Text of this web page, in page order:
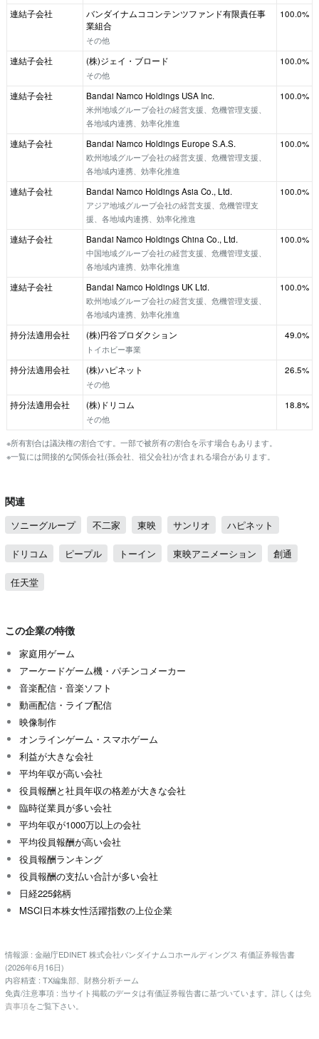
連結子会社
バンダイナムココンテンツファンド有限責任事
業組合
その他
100.0%
連結子会社
(株)ジェイ・ブロード
その他
100.0%
連結子会社
Bandai Namco Holdings USA Inc.
米州地域グループ会社の経営支援、危機管理支援、
各地域内連携、効率化推進
100.0%
連結子会社
Bandai Namco Holdings Europe S.A.S.
欧州地域グループ会社の経営支援、危機管理支援、
各地域内連携、効率化推進
100.0%
連結子会社
Bandai Namco Holdings Asia Co., Ltd.
アジア地域グループ会社の経営支援、危機管理支
援、各地域内連携、効率化推進
100.0%
連結子会社
Bandai Namco Holdings China Co., Ltd.
中国地域グループ会社の経営支援、危機管理支援、
各地域内連携、効率化推進
100.0%
連結子会社
Bandai Namco Holdings UK Ltd.
欧州地域グループ会社の経営支援、危機管理支援、
各地域内連携、効率化推進
100.0%
持分法適用会社
(株)円谷プロダクション
トイホビー事業
49.0%
持分法適用会社
(株)ハピネット
その他
26.5%
持分法適用会社
(株)ドリコム
その他
18.8%
※所有割合は議決権の割合です。一部で被所有の割合を示す場合もあります。
※一覧には間接的な関係会社(孫会社、祖父会社)が含まれる場合があります。
関連
ソニーグループ 不二家 東映 サンリオ ハピネット
ドリコム ピープル トーイン 東映アニメーション 創通
任天堂
この企業の特徴
家庭用ゲーム
アーケードゲーム機・パチンコメーカー
音楽配信・音楽ソフト
動画配信・ライブ配信
映像制作
オンラインゲーム・スマホゲーム
利益が大きな会社
平均年収が高い会社
役員報酬と社員年収の格差が大きな会社
臨時従業員が多い会社
平均年収が1000万以上の会社
平均役員報酬が高い会社
役員報酬ランキング
役員報酬の支払い合計が多い会社
日経225銘柄
MSCI日本株女性活躍指数の上位企業
情報源 : 金融庁EDINET 株式会社バンダイナムコホールディングス 有価証券報告書
(2026年6月16日)
内容精査 : TX編集部、財務分析チーム
免責/注意事項 : 当サイト掲載のデータは有価証券報告書に基づいています。詳しくは免
責事項をご覧下さい。